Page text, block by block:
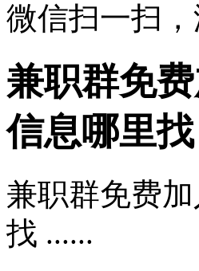
微信扫一扫
兼职群免
信息哪里找
兼职群免费
找 ......